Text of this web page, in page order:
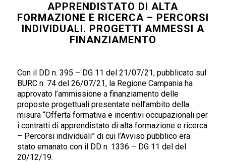
APPRENDISTATO DI ALTA
FORMAZIONE E RICERCA – PERCORSI
INDIVIDUALI. PROGETTI AMMESSI A
FINANZIAMENTO
Con il DD n. 395 – DG 11 del 21/07/21, pubblicato sul
BURC n. 74 del 26/07/21, la Regione Campania ha
approvato l’ammissione a finanziamento delle
proposte progettuali presentate nell’ambito della
misura “Offerta formativa e incentivi occupazionali per
i contratti di apprendistato di alta formazione e ricerca
– Percorsi individuali” di cui l’Avviso pubblico era
stato emanato con il DD n. 1336 – DG 11 del del
20/12/19.